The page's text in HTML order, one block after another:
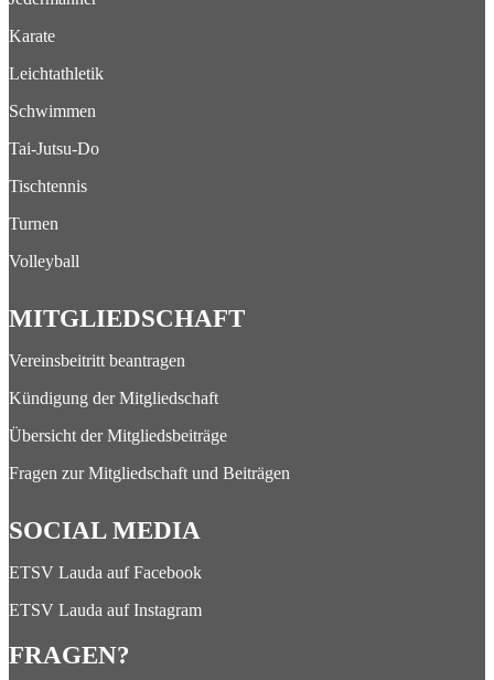
Karate
Leichtathletik
Schwimmen
Tai-Jutsu-Do
Tischtennis
Turnen
Volleyball
MITGLIEDSCHAFT
Vereinsbeitritt beantragen
Kündigung der Mitgliedschaft
Übersicht der Mitgliedsbeiträge
Fragen zur Mitgliedschaft und Beiträgen
SOCIAL MEDIA
ETSV Lauda auf Facebook
ETSV Lauda auf Instagram
FRAGEN?